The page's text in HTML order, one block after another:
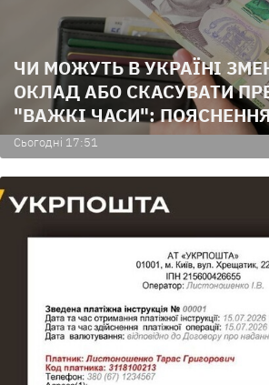
ЧИ МОЖУТЬ В УКРАЇНІ
ОКЛАД АБО СКАСУВАТИ
"ВАЖКІ ЧАСИ":
Сьогодні 17:51